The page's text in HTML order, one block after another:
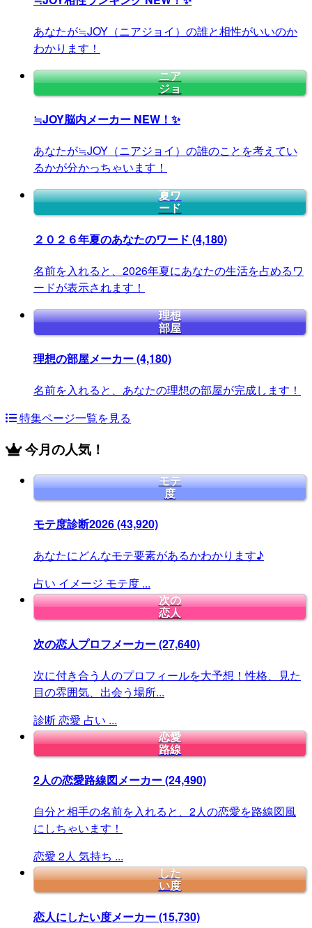
あなたが≒JOY（ニアジョイ）の誰と相性がいいのか
わかります！
ニア
ジョ
≒JOY脳内メーカー NEW！✨
あなたが≒JOY（ニアジョイ）の誰のことを考えてい
るかが分かっちゃいます！
夏ワ
ード
２０２６年夏のあなたのワード (4,180)
名前を入れると、2026年夏にあなたの生活を占めるワ
ードが表示されます！
理想
部屋
理想の部屋メーカー(4,180)
名前を入れると、あなたの理想の部屋が完成します！
特集ページ一覧を見る
今月の人気！
モテ
度
モテ度診断2026(43,920)
あなたにどんなモテ要素があるかわかります♪
占い イメージ モテ度 ...
次の
恋人
次の恋人プロフメーカー(27,640)
次に付き合う人のプロフィールを大予想！性格、見た
目の雰囲気、出会う場所...
診断恋愛 占い ...
恋愛
路線
2人の恋愛路線図メーカー(24,490)
自分と相手の名前を入れると、2人の恋愛を路線図風
にしちゃいます！
恋愛 2人 気持ち ...
した
い度
恋人にしたい度メーカー(15,730)